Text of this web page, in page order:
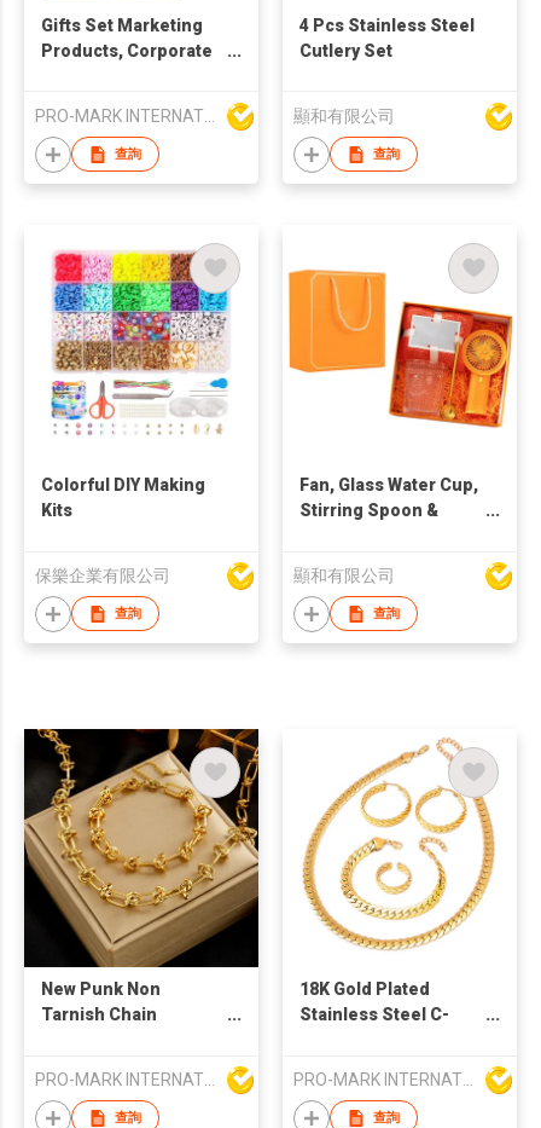
Gifts Set Marketing
Products, Corporate
Items in various
colours. Gift Set
Luxury Promotional
PRO-MARK INTERNATIONAL
查詢
4 Pcs Stainless Steel
Cutlery Set
顯和有限公司
查詢
Colorful DIY Making
Kits
保樂企業有限公司
查詢
Fan, Glass Water Cup,
Stirring Spoon &
顯和有限公司
查詢
New Punk Non
Tarnish Chain
Stainless Steel
Jewelry Set for
PRO-MARK INTERNATIONAL
查詢
18K Gold Plated
Stainless Steel C-
Ring Classic
Fashionable Wedding
PRO-MARK INTERNATIONAL
查詢